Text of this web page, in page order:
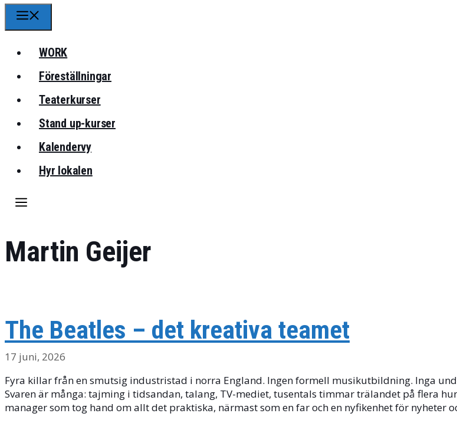
WORK
Föreställningar
Teaterkurser
Stand up-kurser
Kalendervy
Hyr lokalen
Martin Geijer
The Beatles – det kreativa teamet
17 juni, 2026
Fyra killar från en smutsig industristad i norra England. Ingen formell musikutbildning. Inga
Svaren är många: tajming i tidsandan, talang, TV-mediet, tusentals timmar trälandet på flera
manager som tog hand om allt det praktiska, närmast som en far och en nyfikenhet för nyheter